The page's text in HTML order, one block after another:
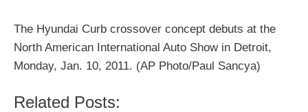
The Hyundai Curb crossover concept debuts at the
North American International Auto Show in Detroit,
Monday, Jan. 10, 2011. (AP Photo/Paul Sancya)
Related Posts: